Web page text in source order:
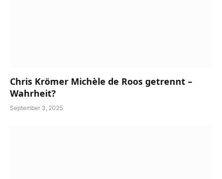
Chris Krömer Michèle de Roos getrennt –
Wahrheit?
September 3, 2025